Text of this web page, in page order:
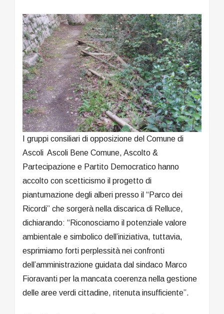
I gruppi consiliari di opposizione del Comune di
Ascoli Ascoli Bene Comune, Ascolto &
Partecipazione e Partito Democratico hanno
accolto con scetticismo il progetto di
piantumazione degli alberi presso il “Parco dei
Ricordi” che sorgerà nella discarica di Relluce,
dichiarando: “Riconosciamo il potenziale valore
ambientale e simbolico dell’iniziativa, tuttavia,
esprimiamo forti perplessità nei confronti
dell’amministrazione guidata dal sindaco Marco
Fioravanti per la mancata coerenza nella gestione
delle aree verdi cittadine, ritenuta insufficiente”.